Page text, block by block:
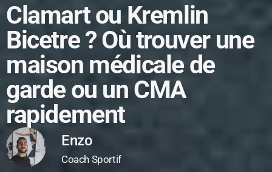
Clamart ou Kremlin
Bicetre ? Où trouver une
maison médicale de
garde ou un CMA
rapidement
Enzo
Coach Sportif